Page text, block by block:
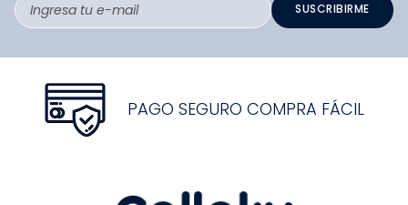
SUSCRIBIRME
PAGO SEGURO COMPRA FÁCIL